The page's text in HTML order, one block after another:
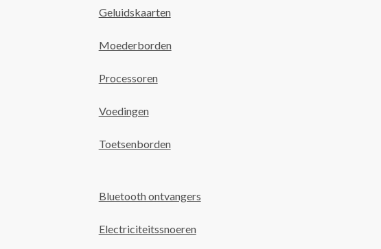
Geluidskaarten
Moederborden
Processoren
Voedingen
Toetsenborden
Bluetooth ontvangers
Electriciteitssnoeren